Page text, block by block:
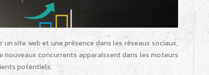
site web et une présence dans les réseaux sociaux,
nouveaux concurrents apparaissent dans les moteurs
potentiels.